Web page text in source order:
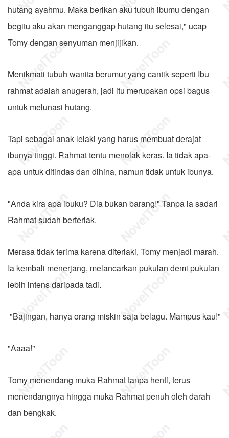
hutang ayahmu. Maka berikan aku tubuh ibumu dengan
begitu aku akan menganggap hutang itu selesai," ucap
Tomy dengan senyuman menjijikan.
Menikmati tubuh wanita berumur yang cantik seperti Ibu
rahmat adalah anugerah, jadi itu merupakan opsi bagus
untuk melunasi hutang.
Tapi sebagai anak lelaki yang harus membuat derajat
ibunya tinggi. Rahmat tentu menolak keras. Ia tidak apa-
apa untuk ditindas dan dihina, namun tidak untuk ibunya.
"Anda kira apa ibuku? Dia bukan barang!" Tanpa ia sadari
Rahmat sudah berteriak.
Merasa tidak terima karena diteriaki, Tomy menjadi marah.
Ia kembali menerjang, melancarkan pukulan demi pukulan
lebih intens daripada tadi.
"Bajingan, hanya orang miskin saja belagu. Mampus kau!"
"Aaaa!"
Tomy menendang muka Rahmat tanpa henti, terus
menendangnya hingga muka Rahmat penuh oleh darah
dan bengkak.